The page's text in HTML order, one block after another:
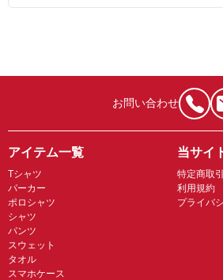
お問い合わせ
アイテム一覧
Tシャツ
パーカー
ポロシャツ
シャツ
パンツ
スウェット
タオル
スマホケース
当サイ
特定商取
利用規約
プライバ